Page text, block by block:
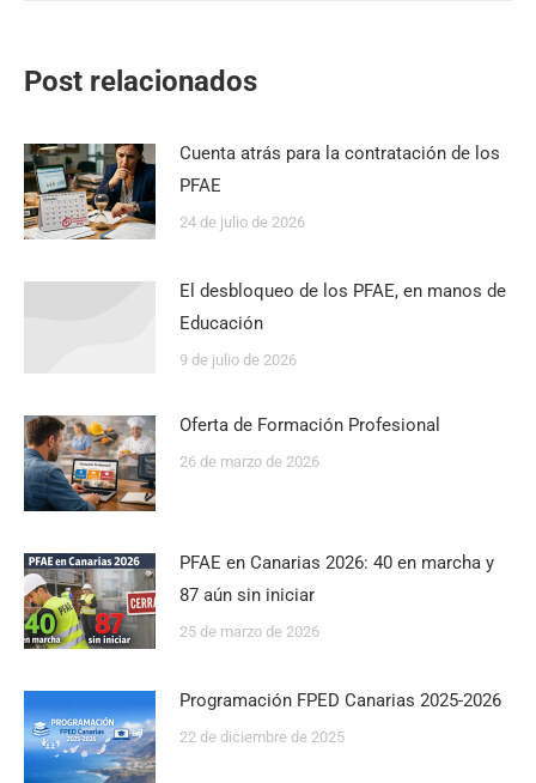
Post relacionados
Cuenta atrás para la contratación de los
PFAE
24 de julio de 2026
El desbloqueo de los PFAE, en manos de
Educación
9 de julio de 2026
Oferta de Formación Profesional
26 de marzo de 2026
PFAE en Canarias 2026: 40 en marcha y
87 aún sin iniciar
25 de marzo de 2026
Programación FPED Canarias 2025-2026
22 de diciembre de 2025